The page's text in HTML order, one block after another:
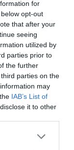
for
opt-out
that after your
seeing
utilized by
parties prior to
the further
parties on the
may
IAB’s List of
it to other
são
que só é
a
de
Não
da
e-mail)
quem
prejudica